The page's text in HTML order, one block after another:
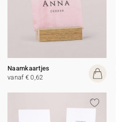
Naamkaartjes
vanaf € 0,62